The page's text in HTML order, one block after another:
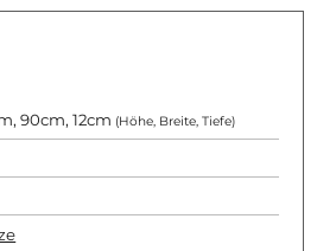
90cm, 12cm (Höhe, Breite, Tiefe)